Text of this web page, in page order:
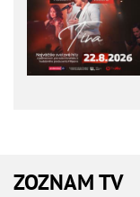
ZOZNAM TV